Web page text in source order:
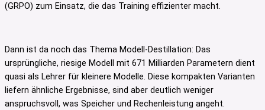
(GRPO) zum Einsatz, die das Training effizienter macht.
Dann ist da noch das Thema Modell-Destillation: Das
ursprüngliche, riesige Modell mit 671 Milliarden Parametern dient
quasi als Lehrer für kleinere Modelle. Diese kompakten Varianten
liefern ähnliche Ergebnisse, sind aber deutlich weniger
anspruchsvoll, was Speicher und Rechenleistung angeht.